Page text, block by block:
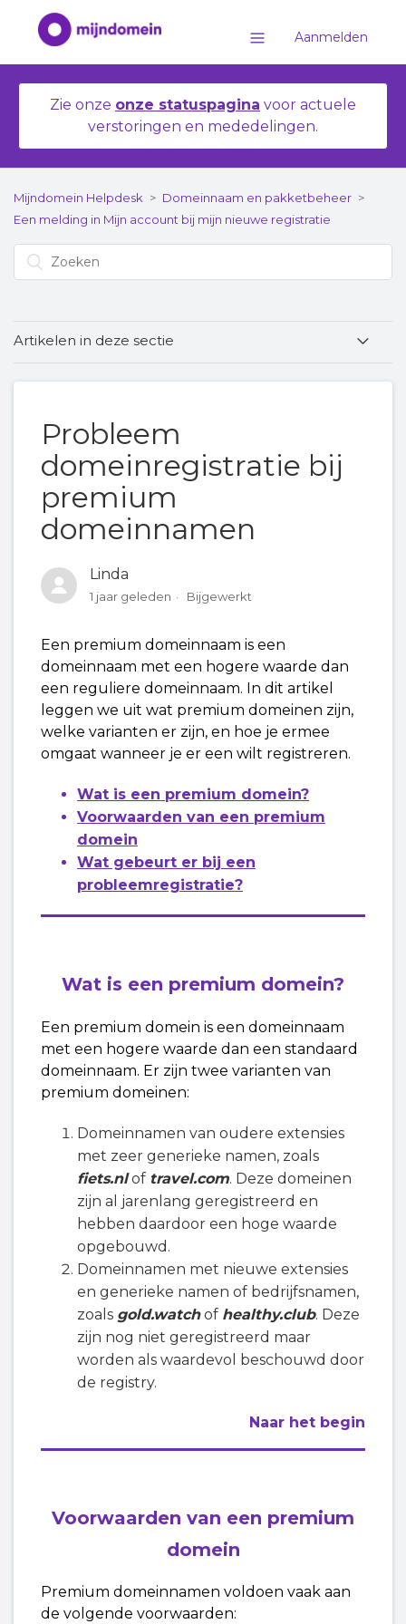
Aanmelden
Zie onze onze statuspagina voor actuele
verstoringen en mededelingen.
Mijndomein Helpdesk
Domeinnaam en pakketbeheer
Een melding in Mijn account bij mijn nieuwe registratie
Artikelen in deze sectie
Melding: Probleem domeinregistratie of
Melding: 'Verdacht op fraude'
Melding: 'Fout bij aanmaken directory
structuur'
Probleem domeinregistratie bij premium
domeinnamen
Domeinstatus "Provisioning Pending"
Probleem
domeinregistratie bij
premium
domeinnamen
Linda
1 jaar geleden Bijgewerkt
Een premium domeinnaam is een
domeinnaam met een hogere waarde dan
een reguliere domeinnaam. In dit artikel
leggen we uit wat premium domeinen zijn,
welke varianten er zijn, en hoe je ermee
omgaat wanneer je er een wilt registreren.
Wat is een premium domein?
Voorwaarden van een premium
domein
Wat gebeurt er bij een
probleemregistratie?
Wat is een premium domein?
Een premium domein is een domeinnaam
met een hogere waarde dan een standaard
domeinnaam. Er zijn twee varianten van
premium domeinen:
Domeinnamen van oudere extensies
met zeer generieke namen, zoals
fiets.nlof travel.com. Deze domeinen
zijn al jarenlang geregistreerd en
hebben daardoor een hoge waarde
opgebouwd.
Domeinnamen met nieuwe extensies
en generieke namen of bedrijfsnamen,
zoals gold.watchof healthy.club. Deze
zijn nog niet geregistreerd maar
worden als waardevol beschouwd door
de registry.
Naar het begin
Voorwaarden van een premium
domein
Premium domeinnamen voldoen vaak aan
de volgende voorwaarden: